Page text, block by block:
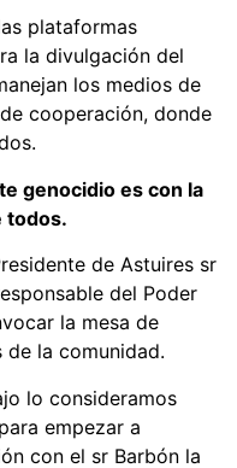
plataformas
la divulgación del
los medios de
cooperación, donde
genocidio es con la
todos.
de Astuires sr
del Poder
la mesa de
la comunidad.
lo consideramos
empezar a
con el sr Barbón la